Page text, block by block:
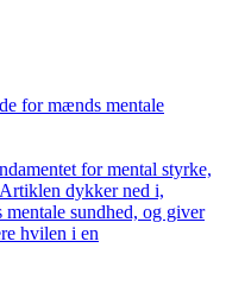
for mænds mentale
for mental styrke,
dykker ned i,
sundhed, og giver
hvilen i en